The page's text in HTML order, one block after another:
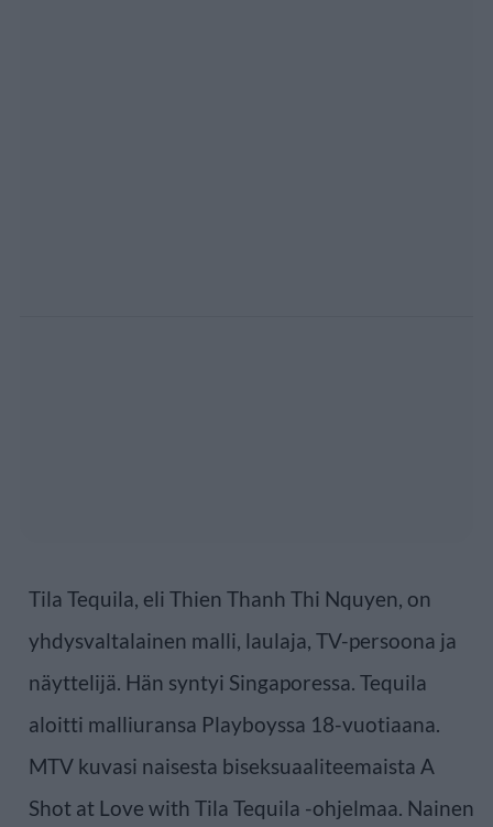
Tila Tequila, eli Thien Thanh Thi Nquyen, on
yhdysvaltalainen malli, laulaja, TV-persoona ja
näyttelijä. Hän syntyi Singaporessa. Tequila
aloitti malliuransa Playboyssa 18-vuotiaana.
MTV kuvasi naisesta biseksuaaliteemaista A
Shot at Love with Tila Tequila -ohjelmaa. Nainen